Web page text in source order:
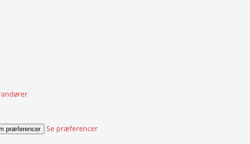
præferencer Se præferencer